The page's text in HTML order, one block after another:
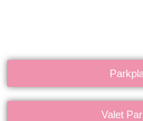
Valet